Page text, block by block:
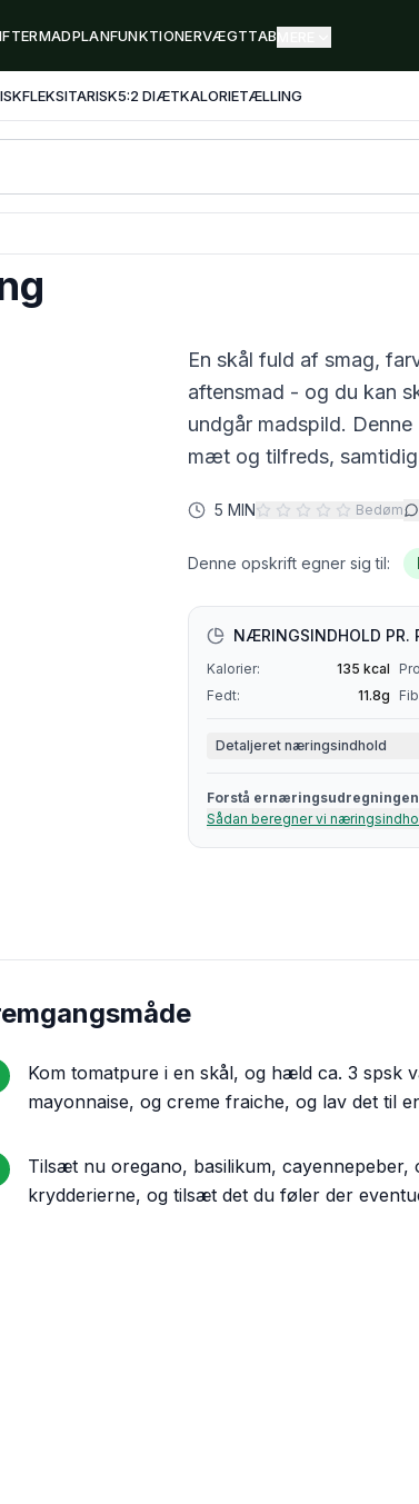
MADPLANFUNKTIONERVÆGTTAB
FLEKSITARISK5:2 DIÆTKALORIETÆLLING
En skål fuld af smag,
aftensmad - og du kan
undgår madspild. Denne
mæt og tilfreds,
5 MIN Bedøm
Denne opskrift egner sig til:
NÆRINGSINDHOLD PR.
Kalorier: 135 kcal
Fedt:
11.8g
Detaljeret næringsindhold
Forstå
Sådan beregner vi
Kom tomatpure i en skål, og hæld ca. 3 spsk
mayonnaise, og creme fraiche, og lav det til
Tilsæt nu oregano, basilikum, cayennepeber,
krydderierne, og tilsæt det du føler der